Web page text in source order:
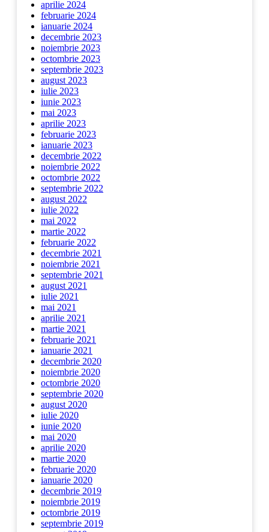
aprilie 2024
februarie 2024
ianuarie 2024
decembrie 2023
noiembrie 2023
octombrie 2023
septembrie 2023
august 2023
iulie 2023
iunie 2023
mai 2023
aprilie 2023
februarie 2023
ianuarie 2023
decembrie 2022
noiembrie 2022
octombrie 2022
septembrie 2022
august 2022
iulie 2022
mai 2022
martie 2022
februarie 2022
decembrie 2021
noiembrie 2021
septembrie 2021
august 2021
iulie 2021
mai 2021
aprilie 2021
martie 2021
februarie 2021
ianuarie 2021
decembrie 2020
noiembrie 2020
octombrie 2020
septembrie 2020
august 2020
iulie 2020
iunie 2020
mai 2020
aprilie 2020
martie 2020
februarie 2020
ianuarie 2020
decembrie 2019
noiembrie 2019
octombrie 2019
septembrie 2019